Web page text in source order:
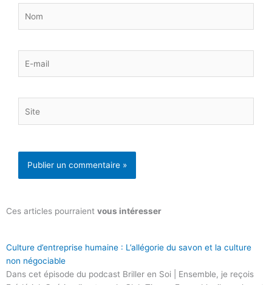
mail
Ces articles pourraient vous intéresser
Culture d’entreprise humaine : L’allégorie du savon et la culture
non négociable
Dans cet épisode du podcast Briller en Soi | Ensemble, je reçois